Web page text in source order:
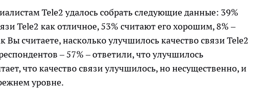
Tele2 удалось собрать следующие данные: 39%
Tele2 как отличное, 53% считают его хорошим, 8% –
считаете, насколько улучшилось качество связи Tele2
– 57% – ответили, что улучшилось
что качество связи улучшилось, но несущественно, и
уровне.